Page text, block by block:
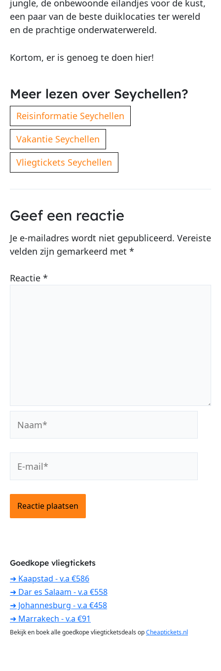
Goedkope vliegtickets
➜ Kaapstad - v.a €586
➜ Dar es Salaam - v.a €558
➜ Johannesburg - v.a €458
➜ Marrakech - v.a €91
Bekijk en boek alle goedkope vliegticketsdeals opCheaptickets.nl
jungle, de onbewoonde eilandjes voor de kust,
een paar van de beste duiklocaties ter wereld
en de prachtige onderwaterwereld.
Kortom, er is genoeg te doen hier!
Meer lezen over Seychellen?
Reisinformatie Seychellen
Vakantie Seychellen
Vliegtickets Seychellen
Geef een reactie
Je e-mailadres wordt niet gepubliceerd. Vereiste
velden zijn gemarkeerd met *
Reactie *
mail*